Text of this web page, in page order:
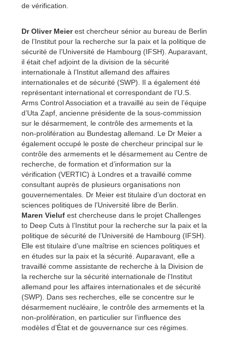
de vérification.
Dr Oliver Meier est chercheur sénior au bureau de Berlin
de l’Institut pour la recherche sur la paix et la politique de
sécurité de l’Université de Hambourg (IFSH). Auparavant,
il était chef adjoint de la division de la sécurité
internationale à l’Institut allemand des affaires
internationales et de sécurité (SWP).
Il a également été
représentant international et correspondant de l’U.S.
Arms Control Association et a travaillé au sein de l’équipe
d’Uta Zapf, ancienne présidente de la sous-commission
sur le désarmement, le contrôle des armements et la
non-prolifération au Bundestag allemand.
Le Dr Meier a
également occupé le poste de chercheur principal sur le
contrôle des armements et le désarmement au Centre de
recherche, de formation et d’information sur la
vérification (VERTIC) à Londres et a travaillé comme
consultant auprès de plusieurs organisations non
gouvernementales. Dr Meier est titulaire d’un doctorat en
sciences politiques de l’Université libre de Berlin
Maren Vieluf est chercheuse dans le projet Challenges
to Deep Cuts à l’Institut pour la recherche sur la paix et la
politique de sécurité de l’Université de Hambourg (IFSH).
Elle est titulaire d’une maîtrise en sciences politiques et
en études sur la paix et la sécurité. Auparavant, elle a
travaillé comme assistante de recherche à la Division de
la recherche sur la sécurité internationale de l’Institut
allemand pour les affaires internationales et de sécurité
(SWP).
Dans ses recherches, elle se concentre sur le
désarmement nucléaire, le contrôle des armements et la
non-prolifération, en particulier sur l’influence des
modèles d’État et de gouvernance sur ces régimes.